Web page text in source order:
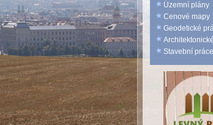
Územní plány
Cenové mapy
Geodetické
Stavební práce